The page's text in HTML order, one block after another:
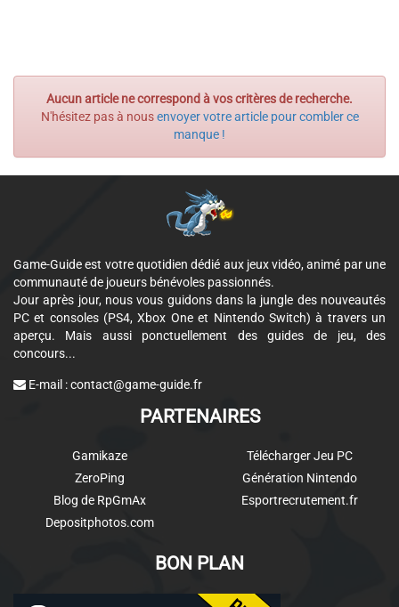
Aucun article ne correspond à vos critères de recherche.
N'hésitez pas à nousenvoyer votre article pour combler ce
manque !
Game-Guide est votre quotidien dédié aux jeux vidéo, animé par une
communauté de joueurs bénévoles passionnés.
Jour après jour, nous vous guidons dans la jungle des nouveautés
PC et consoles (PS4, Xbox One et Nintendo Switch) à travers un
aperçu. Mais aussi ponctuellement des guides de jeu, des
concours...
E-mail :contact@game-guide.fr
PARTENAIRES
Gamikaze
ZeroPing
Blog de RpGmAx
Depositphotos.com
Télécharger Jeu PC
Génération Nintendo
Esportrecrutement.fr
BON PLAN